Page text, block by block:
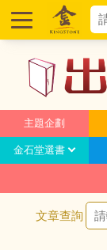
主題企劃
金石堂選書
文章查詢